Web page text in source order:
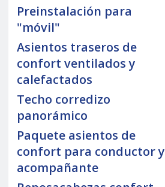
Preinstalación para
"móvil"
Asientos traseros de
confort ventilados y
calefactados
Techo corredizo
panorámico
Paquete asientos de
confort para conductor y
acompañante